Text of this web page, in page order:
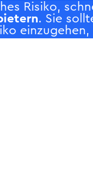
Risiko,
. Sie